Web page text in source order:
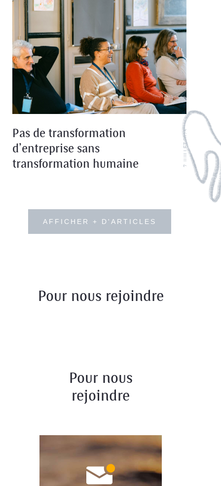
7 JUILLET 2025
Pas de transformation
d’entreprise sans
transformation humaine
AFFICHER + D'ARTICLES
Pour nous rejoindre
Pour nous
rejoindre
confidentialité
politique de